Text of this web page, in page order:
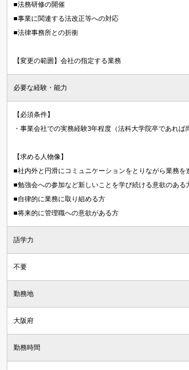
■法務研修の開催
■事業に関連する法改正等への対応
■法律事務所との折衝
【変更の範囲】会社の指定する業務
必要な経験・能力
【必須条件】
・事業会社での実務経験3年程度（法科大学院卒であれば
【求める人物像】
■社内外と円滑にコミュニケーションをとりながら業務を
■勉強会への参加など新しいことを学び続ける意欲のある
■自律的に業務に取り組める方
■将来的に管理職への意欲がある方
語学力
不要
勤務地
大阪府
勤務時間